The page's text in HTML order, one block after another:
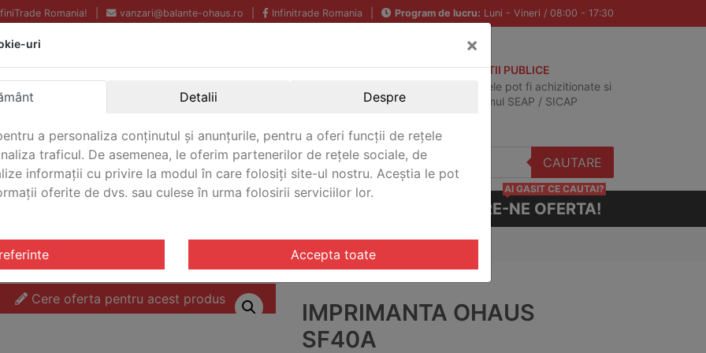
Romania! vanzari@balante-ohaus.ro Infinitrade Romania Program de lucru: Luni - Vineri / 08:00 - 17:30
Echipamente profesionale
pentru laborator.
Garantie Internationala.
ACHIZITII PUBLICE
Produsele pot fi achizitionate si
in sistemul SEAP / SICAP
CAUTARE
CERE-NE OFERTA!
AI GASIT CE CAUTAI?
Cere oferta pentru acest produs
IMPRIMANTA OHAUS
SF40A
uri ×
Detalii Despre
a personaliza conținutul și anunțurile, pentru a oferi funcții de rețele
traficul. De asemenea, le oferim partenerilor de rețele sociale, de
informații cu privire la modul în care folosiți site-ul nostru. Aceștia le pot
oferite de dvs. sau culese în urma folosirii serviciilor lor.
Accepta toate